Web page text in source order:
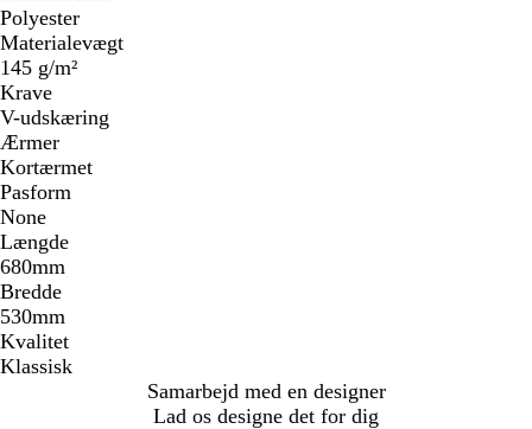
Polyester
Materialevægt
145 g/m²
Krave
V-udskæring
Ærmer
Kortærmet
Pasform
None
Længde
680mm
Bredde
530mm
Kvalitet
Klassisk
Samarbejd med en designer
Lad os designe det for dig